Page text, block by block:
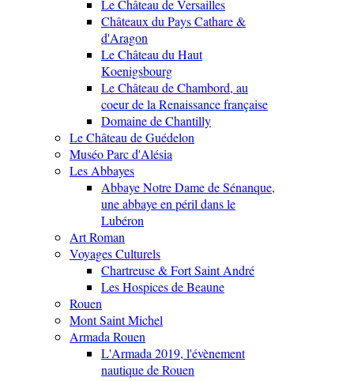
Le Château de Versailles
Châteaux du Pays Cathare &
d'Aragon
Le Château du Haut
Koenigsbourg
Le Château de Chambord, au
coeur de la Renaissance française
Domaine de Chantilly
Le Château de Guédelon
Muséo Parc d'Alésia
Les Abbayes
Abbaye Notre Dame de Sénanque,
une abbaye en péril dans le
Lubéron
Art Roman
Voyages Culturels
Chartreuse & Fort Saint André
Les Hospices de Beaune
Rouen
Mont Saint Michel
Armada Rouen
L'Armada 2019, l'évènement
nautique de Rouen